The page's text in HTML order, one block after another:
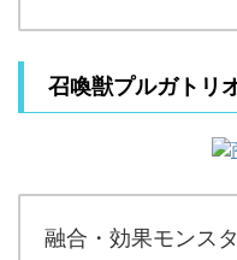
召喚獣プルガトリ
融合・効果モンス